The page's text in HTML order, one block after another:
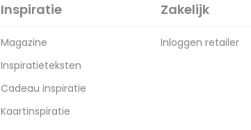
Inspiratie
Magazine
Inspiratieteksten
Cadeau inspiratie
Kaartinspiratie
Zakelijk
Inloggen retailer